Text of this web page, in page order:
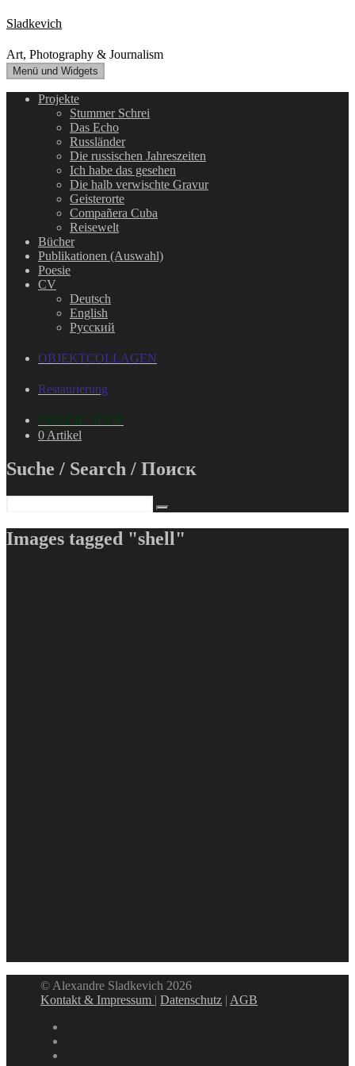
Zum
Inhalt
springen
Sladkevich
Art, Photography & Journalism
Menü und Widgets
Projekte
Stummer Schrei
Das Echo
Russländer
Die russischen Jahreszeiten
Ich habe das gesehen
Die halb verwischte Gravur
Geisterorte
Compañera Cuba
Reisewelt
Bücher
Publikationen (Auswahl)
Poesie
CV
Deutsch
English
Русский
OBJEKTCOLLAGEN
Restaurierung
ONLINE-SHOP
0 Artikel
Suche / Search / Поиск
Images tagged "shell"
© Alexandre Sladkevich 2026
Kontakt & Impressum |Datenschutz | AGB